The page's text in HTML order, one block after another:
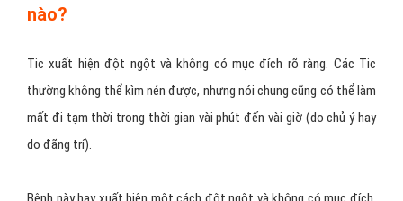
nào?
Tic xuất hiện đột ngột và không có mục đích rõ ràng. Các Tic
thường không thể kìm nén được, nhưng nói chung cũng có thể làm
mất đi tạm thời trong thời gian vài phút đến vài giờ (do chủ ý hay
do đãng trí).